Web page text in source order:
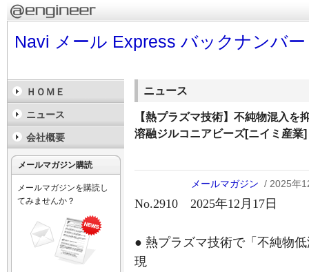
Navi メール Express バックナンバー
ニュース
【熱プラズマ技術】不純物混入
溶融ジルコニアビーズ[ニイミ産業]
メールマガジン / 2025年
No.2910 2025年12月17日
● 熱プラズマ技術で「不純物
現
ＨＯＭＥ
ニュース
会社概要
メールマガジン購読
メールマガジンを購読し
てみませんか？